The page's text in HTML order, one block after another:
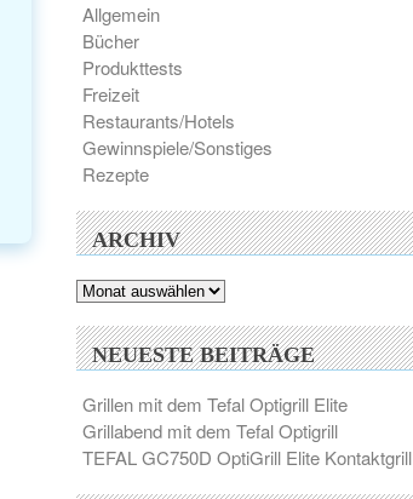
Allgemein
Bücher
Produkttests
Freizeit
Restaurants/Hotels
Gewinnspiele/Sonstiges
Rezepte
ARCHIV
Archiv
NEUESTE BEITRÄGE
Grillen mit dem Tefal Optigrill Elite
Grillabend mit dem Tefal Optigrill
TEFAL GC750D OptiGrill Elite Kontaktgrill